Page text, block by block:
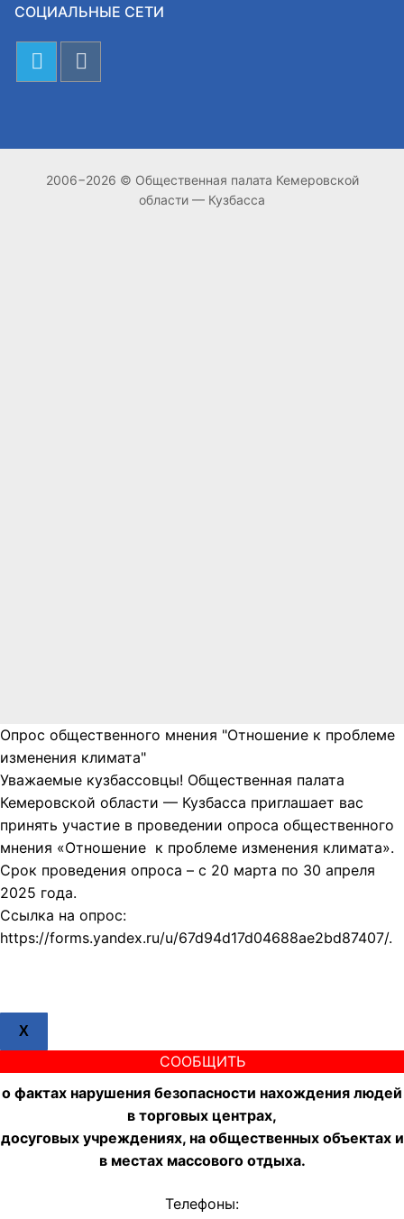
СОЦИАЛЬНЫЕ СЕТИ
2006−2026 © Общественная палата Кемеровской
области — Кузбасса
Опрос общественного мнения "Отношение к проблеме
изменения климата"
Уважаемые кузбассовцы! Общественная палата
Кемеровской области — Кузбасса приглашает вас
принять участие в проведении опроса общественного
мнения «Отношение к проблеме изменения климата».
Срок проведения опроса – с 20 марта по 30 апреля
2025 года.
Ссылка на опрос:
https://forms.yandex.ru/u/67d94d17d04688ae2bd87407/.
X
СООБЩИТЬ
о фактах нарушения безопасности нахождения людей
в торговых центрах,
досуговых учреждениях, на общественных объектах и
в местах массового отдыха.
Телефоны: